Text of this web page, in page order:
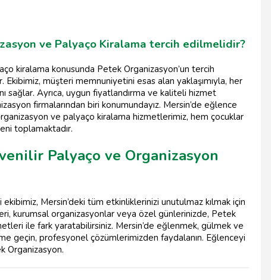
ve Palyaço Kiralama tercih edilmelidir?
kiralama konusunda Petek Organizasyon’un tercih
Ekibimiz, müşteri memnuniyetini esas alan yaklaşımıyla, her
sağlar. Ayrıca, uygun fiyatlandırma ve kaliteli hizmet
firmalarından biri konumundayız. Mersin’de eğlence
ve palyaço kiralama hizmetlerimiz, hem çocuklar
toplamaktadır.
Palyaço ve Organizasyon
Mersin’deki tüm etkinliklerinizi unutulmaz kılmak için
kurumsal organizasyonlar veya özel günlerinizde, Petek
ile fark yaratabilirsiniz. Mersin’de eğlenmek, gülmek ve
geçin, profesyonel çözümlerimizden faydalanın. Eğlenceyi
Organizasyon.